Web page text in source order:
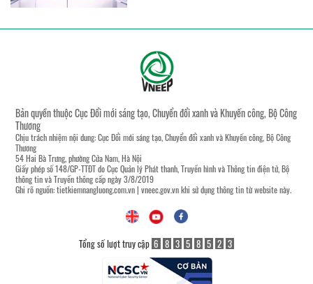
Bản quyền thuộc Cục Đổi mới sáng tạo, Chuyển đổi xanh và Khuyến công, Bộ Công
Thương
Chịu trách nhiệm nội dung: Cục Đổi mới sáng tạo, Chuyển đổi xanh và Khuyến công, Bộ Công
Thương
54 Hai Bà Trưng, phường Cửa Nam, Hà Nội
Giấy phép số 148/GP-TTĐT do Cục Quản lý Phát thanh, Truyền hình và Thông tin điện tử, Bộ
thông tin và Truyền thông cấp ngày 3/8/2019
Ghi rõ nguồn:tietkiemnangluong.com.vn| vneec.gov.vnkhi sử dụng thông tin từ website này.
Tổng số lượt truy cập 6 8 3 5 8 5 2 3